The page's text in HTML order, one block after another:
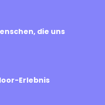
die uns
Erlebnis